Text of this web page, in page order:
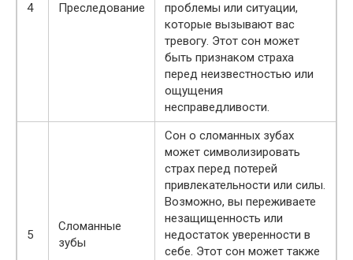
4 Преследование
проблемы или ситуации,
которые вызывают вас
тревогу. Этот сон может
быть признаком страха
перед неизвестностью или
ощущения
несправедливости.
5
Сломанные
зубы
Сон о сломанных зубах
может символизировать
страх перед потерей
привлекательности или силы.
Возможно, вы переживаете
незащищенность или
недостаток уверенности в
себе. Этот сон может также